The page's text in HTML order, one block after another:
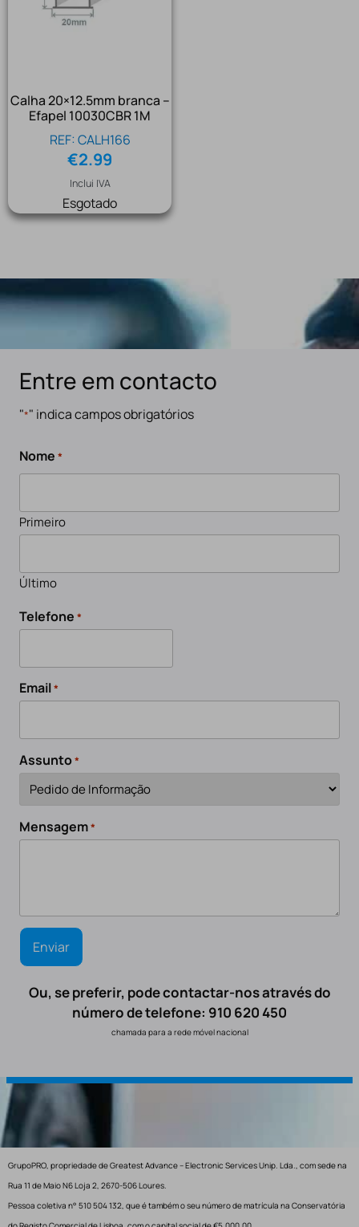
Calha 20×12.5mm branca –
Efapel 10030CBR 1M
REF: CALH166
€2.99
Inclui IVA
Esgotado
Entre em contacto
"*" indica campos obrigatórios
Nome *
Primeiro
Último
Telefone *
Email*
Assunto*
Mensagem*
Ou, se preferir, pode contactar-nos através do
número de telefone: 910 620 450
chamada para a rede móvel nacional
GrupoPRO, propriedade de Greatest Advance – Electronic Services Unip. Lda., com sede na
Rua 11 de Maio N6 Loja 2, 2670-506 Loures.
Pessoa coletiva n° 510 504 132, que é também o seu número de matrícula na Conservatória